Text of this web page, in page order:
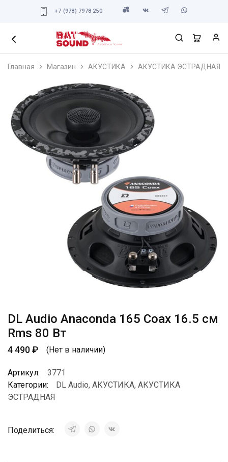
+7 (978) 7978 250
Главная Магазин АКУСТИКА АКУСТИКА ЭСТРАДНАЯ
DL Audio Anaconda 165 Coax 16.5 см
Rms 80 Вт
4 490₽ (Нет в наличии)
Артикул:
3771
Категории:
DL Audio, АКУСТИКА, АКУСТИКА
ЭСТРАДНАЯ
Поделиться: